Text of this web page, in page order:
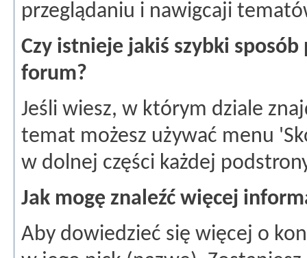
przeglądaniu i nawigcaji
Czy istnieje jakiś szybki sposób
forum?
Jeśli wiesz, w którym dziale
temat możesz używać menu
w dolnej części każdej
Jak mogę znaleźć więcej
Aby dowiedzieć się więcej o